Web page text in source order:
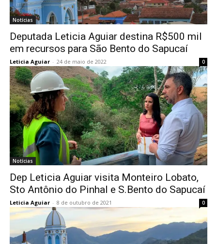
Notícias
Deputada Leticia Aguiar destina R$500 mil
em recursos para São Bento do Sapucaí
Leticia Aguiar - 24 de maio de 2022 0
Notícias
Dep Leticia Aguiar visita Monteiro Lobato,
Sto Antônio do Pinhal e S.Bento do Sapucaí
Leticia Aguiar - 8 de outubro de 2021 0